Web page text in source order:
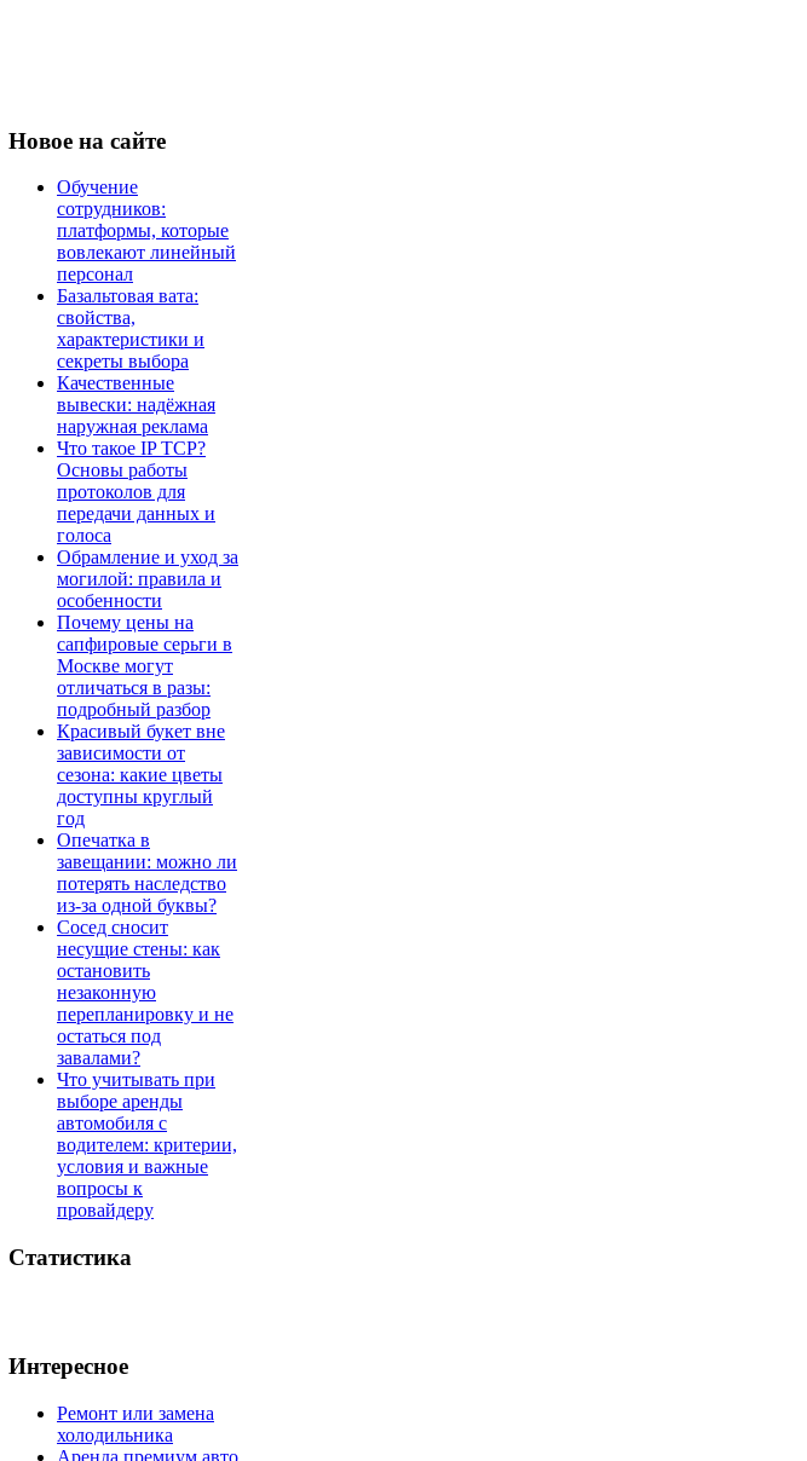
Новое на сайте
Обучение
сотрудников:
платформы, которые
вовлекают линейный
персонал
Базальтовая вата:
свойства,
характеристики и
секреты выбора
Качественные
вывески: надёжная
наружная реклама
Что такое IP TCP?
Основы работы
протоколов для
передачи данных и
голоса
Обрамление и уход за
могилой: правила и
особенности
Почему цены на
сапфировые серьги в
Москве могут
отличаться в разы:
подробный разбор
Красивый букет вне
зависимости от
сезона: какие цветы
доступны круглый
год
Опечатка в
завещании: можно ли
потерять наследство
из-за одной буквы?
Сосед сносит
несущие стены: как
остановить
незаконную
перепланировку и не
остаться под
завалами?
Что учитывать при
выборе аренды
автомобиля с
водителем: критерии,
условия и важные
вопросы к
провайдеру
Статистика
Интересное
Ремонт или замена
холодильника